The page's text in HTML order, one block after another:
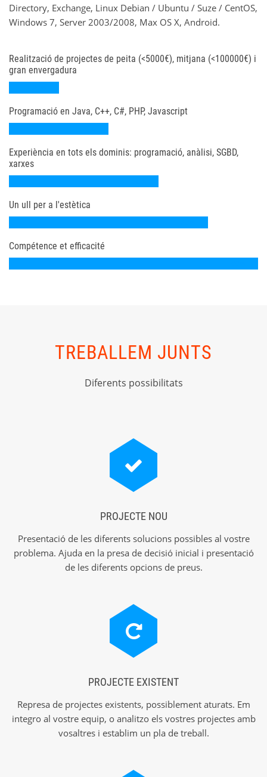
Directory, Exchange, Linux Debian / Ubuntu / Suze / CentOS,
Windows 7, Server 2003/2008, Max OS X, Android.
Realització de projectes de peita (<5000€), mitjana (<100000€) i
gran envergadura
Programació en Java, C++, C#, PHP, Javascript
Experiència en tots els dominis: programació, anàlisi, SGBD,
xarxes
Un ull per a l'estètica
Compétence et efficacité
TREBALLEM JUNTS
Diferents possibilitats
PROJECTE NOU
Presentació de les diferents solucions possibles al vostre
problema. Ajuda en la presa de decisió inicial i presentació
de les diferents opcions de preus.
PROJECTE EXISTENT
Represa de projectes existents, possiblement aturats. Em
integro al vostre equip, o analitzo els vostres projectes amb
vosaltres i establim un pla de treball.